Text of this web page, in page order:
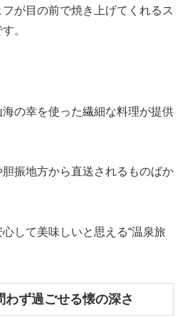
が目の前で焼き上げてくれるス
。
の幸を使った繊細な料理が提供
振地方から直送されるものばか
して美味しいと思える“温泉旅
ず過ごせる懐の深さ